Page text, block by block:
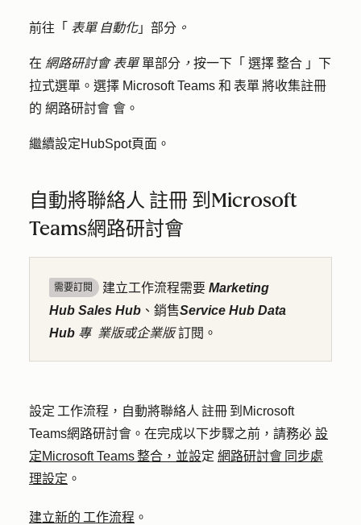
前往「 表單 自動化」部分 。
在 網路研討會 表單 單部分 ， 按一下「 選擇 整合 」下
拉式選單。選擇 Microsoft Teams 和 表單 將收集註冊
的 網路研討會 會。
繼續設定HubSpot頁面。
自動將聯絡人 註冊 到Microsoft
Teams網路研討會
需要訂閱 建立工作流程需要 Marketing
Hub Sales Hub 、銷售Service Hub Data
Hub 專 業版或企業版訂閱。
設定 工作流程，自動將聯絡人 註冊 到Microsoft
Teams網路研討會。在完成以下步驟之前，請務必 設
定Microsoft Teams 整合，並設定 網路研討會 同步處
理設定 。
建立新的 工作流程 。